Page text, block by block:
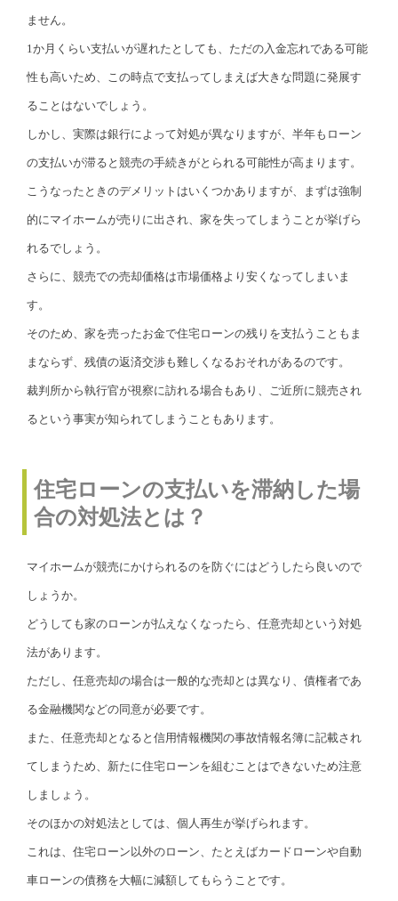
ません。
1か月くらい支払いが遅れたとしても、ただの入金忘れである可能
性も高いため、この時点で支払ってしまえば大きな問題に発展す
ることはないでしょう。
しかし、実際は銀行によって対処が異なりますが、半年もローン
の支払いが滞ると競売の手続きがとられる可能性が高まります。
こうなったときのデメリットはいくつかありますが、まずは強制
的にマイホームが売りに出され、家を失ってしまうことが挙げら
れるでしょう。
さらに、競売での売却価格は市場価格より安くなってしまいま
す。
そのため、家を売ったお金で住宅ローンの残りを支払うこともま
まならず、残債の返済交渉も難しくなるおそれがあるのです。
裁判所から執行官が視察に訪れる場合もあり、ご近所に競売され
るという事実が知られてしまうこともあります。
住宅ローンの支払いを滞納した場
合の対処法とは？
マイホームが競売にかけられるのを防ぐにはどうしたら良いので
しょうか。
どうしても家のローンが払えなくなったら、任意売却という対処
法があります。
ただし、任意売却の場合は一般的な売却とは異なり、債権者であ
る金融機関などの同意が必要です。
また、任意売却となると信用情報機関の事故情報名簿に記載され
てしまうため、新たに住宅ローンを組むことはできないため注意
しましょう。
そのほかの対処法としては、個人再生が挙げられます。
これは、住宅ローン以外のローン、たとえばカードローンや自動
車ローンの債務を大幅に減額してもらうことです。